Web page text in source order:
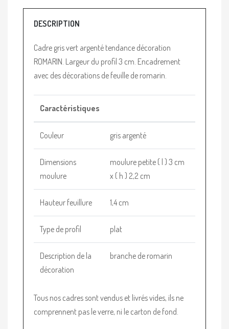
DESCRIPTION
Cadre gris vert argenté tendance décoration
ROMARIN. Largeur du profil 3 cm. Encadrement
avec des décorations de feuille de romarin.
Caractéristiques
Couleur gris argenté
Dimensions
moulure
moulure petite ( l ) 3 cm
x ( h ) 2,2 cm
Hauteur feuillure 1,4 cm
Type de profil plat
Description de la
décoration
branche de romarin
Tous nos cadres sont vendus et livrés vides, ils ne
comprennent pas le verre, ni le carton de fond.